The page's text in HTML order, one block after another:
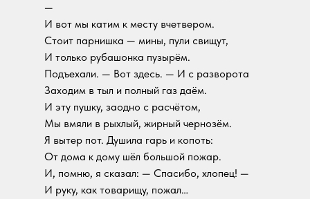
—
И вот мы катим к месту вчетвером.
Стоит парнишка — мины, пули свищут,
И только рубашонка пузырём.
Подъехали. — Вот здесь. — И с разворота
Заходим в тыл и полный газ даём.
И эту пушку, заодно с расчётом,
Мы вмяли в рыхлый, жирный чернозём.
Я вытер пот. Душила гарь и копоть:
От дома к дому шёл большой пожар.
И, помню, я сказал: — Спасибо, хлопец! —
И руку, как товарищу, пожал…